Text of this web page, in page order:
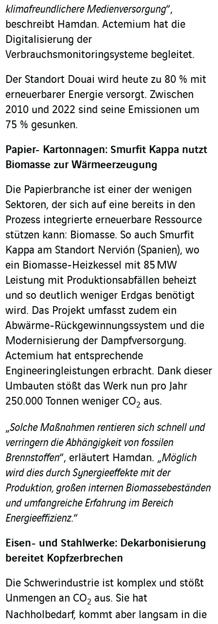
klimafreundlichere Medienversorgung“,
beschreibt Hamdan. Actemium hat die
Digitalisierung der
Verbrauchsmonitoringsysteme begleitet.
Der Standort Douai wird heute zu 80 % mit
erneuerbarer Energie versorgt. Zwischen
2010 und 2022 sind seine Emissionen um
75 % gesunken.
Papier- Kartonnagen: Smurfit Kappa nutzt
Biomasse zur Wärmeerzeugung
Die Papierbranche ist einer der wenigen
Sektoren, der sich auf eine bereits in den
Prozess integrierte erneuerbare Ressource
stützen kann: Biomasse. So auch Smurfit
Kappa am Standort Nervión (Spanien), wo
ein Biomasse-Heizkessel mit 85 MW
Leistung mit Produktionsabfällen beheizt
und so deutlich weniger Erdgas benötigt
wird. Das Projekt umfasst zudem ein
Abwärme-Rückgewinnungssystem und die
Modernisierung der Dampfversorgung.
Actemium hat entsprechende
Engineeringleistungen erbracht. Dank dieser
Umbauten stößt das Werk nun pro Jahr
250.000 Tonnen weniger CO2 aus.
„Solche Maßnahmen rentieren sich schnell und
verringern die Abhängigkeit von fossilen
Brennstoffen“, erläutert Hamdan. „Möglich
wird dies durch Synergieeffekte mit der
Produktion, großen internen Biomassebeständen
und umfangreiche Erfahrung im Bereich
Energieeffizienz.“
Eisen- und Stahlwerke: Dekarbonisierung
bereitet Kopfzerbrechen
Die Schwerindustrie ist komplex und stößt
Unmengen an CO2 aus. Sie hat
Nachholbedarf, kommt aber langsam in die